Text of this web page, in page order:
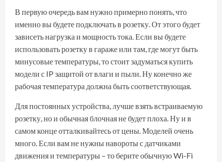
В первую очередь вам нужно примерно понять, что
именно вы будете подключать в розетку. От этого будет
зависеть нагрузка и мощность тока. Если вы будете
использовать розетку в гараже или там, где могут быть
минусовые температуры, то стоит задуматься купить
модели с IP защитой от влаги и пыли. Ну конечно же
рабочая температура должна быть соответствующая.
Для постоянных устройства, лучше взять встраиваемую
розетку, но и обычная блочная не будет плоха. Ну и в
самом конце отталкивайтесь от цены. Моделей очень
много. Если вам не нужны навороты с датчиками
движения и температуры – то берите обычную Wi-Fi